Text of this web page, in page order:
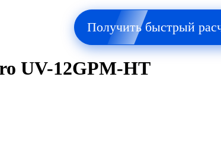
Получить быстрый
UV-12GPM-HT